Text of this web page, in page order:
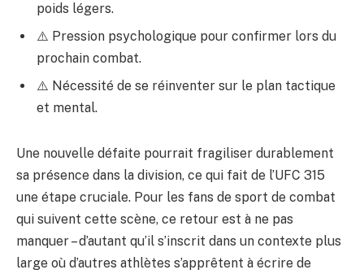
poids légers.
⚠️ Pression psychologique pour confirmer lors du
prochain combat.
⚠️ Nécessité de se réinventer sur le plan tactique
et mental.
Une nouvelle défaite pourrait fragiliser durablement
sa présence dans la division, ce qui fait de l’UFC 315
une étape cruciale. Pour les fans de sport de combat
qui suivent cette scène, ce retour est à ne pas
manquer – d’autant qu’il s’inscrit dans un contexte plus
large où d’autres athlètes s’apprêtent à écrire de